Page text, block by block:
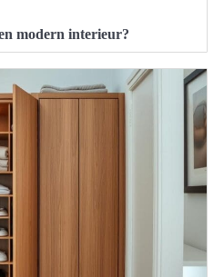
modern interieur?